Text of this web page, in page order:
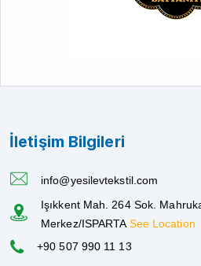
İletişim Bilgileri
info@yesilevtekstil.com
Işıkkent Mah. 264 Sok.
Merkez/ISPARTA See Location
+90 507 990 11 13